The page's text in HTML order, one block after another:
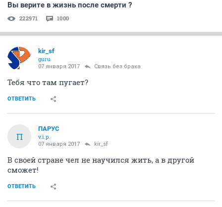
Вы верите в жизнь после смерти ?
222971 1000
kir_sf
guru
07 января 2017 Связь без брака
Тебя что там пугает?
ОТВЕТИТЬ
П
ПАРУС
v.i.p.
07 января 2017 kir_sf
В своей стране чел не научился жить, а в другой
сможет!
ОТВЕТИТЬ